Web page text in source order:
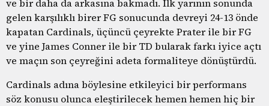
ve bir daha da arkasına bakmadı. İlk yarının sonunda
gelen karşılıklı birer FG sonucunda devreyi 24-13 önde
kapatan Cardinals, üçüncü çeyrekte Prater ile bir FG
ve yine James Conner ile bir TD bularak farkı iyice açtı
ve maçın son çeyreğini adeta formaliteye dönüştürdü.
Cardinals adına böylesine etkileyici bir performans
söz konusu olunca eleştirilecek hemen hemen hiç bir